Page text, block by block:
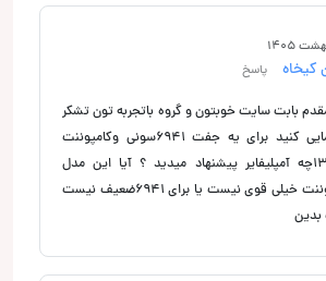
پاسخ
بابت سایت خوبتون و گروه باتجربه تون تشکر
میکنم میشه راهنمایی کنید برای یه جفت 6941سونی وکامپوننت
ناکامچی مدل 1357چه آمپلیفایر پیشنهاد میدید ؟ آیا این مدل
آمپلیفایر برای کامپوننت خیلی قوی نیست یا برای 6941ضعیف نیست